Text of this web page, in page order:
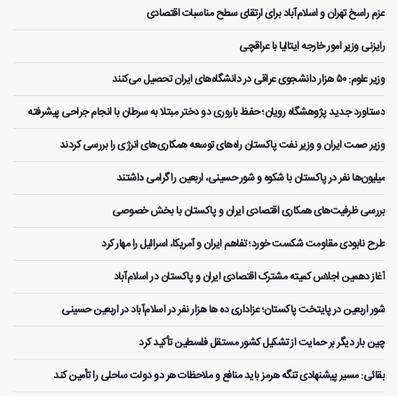
عزم راسخ تهران و اسلام‌آباد برای ارتقای سطح مناسبات اقتصادی
رایزنی وزیر امور خارجه ایتالیا با عراقچی
وزیر علوم: ۵۰ هزار دانشجوی عراقی در دانشگاه‌های ایران تحصیل می‌کنند
دستاورد جدید پژوهشگاه رویان؛ حفظ باروری دو دختر مبتلا به سرطان با انجام جراحی پیشرفته
وزیر صمت ایران و وزیر نفت پاکستان راه‌های توسعه همکاری‌های انرژی را بررسی کردند
میلیون‌ها نفر در پاکستان با شکوه و شور حسینی، اربعین را گرامی داشتند
بررسی ظرفیت‌های همکاری اقتصادی ایران و پاکستان با بخش خصوصی
طرح نابودی مقاومت شکست خورد؛ تفاهم ایران و آمریکا، اسرائیل را مهار کرد
آغاز دهمین اجلاس کمیته مشترک اقتصادی ایران و پاکستان در اسلام‌آباد
شور اربعین در پایتخت پاکستان؛ عزاداری ده ها هزار نفر در اسلام‌آباد در اربعین حسینی
چین بار دیگر بر حمایت از تشکیل کشور مستقل فلسطین تأکید کرد
بقائی: مسیر پیشنهادی تنگه هرمز باید منافع و ملاحظات هر دو دولت ساحلی را تأمین کند